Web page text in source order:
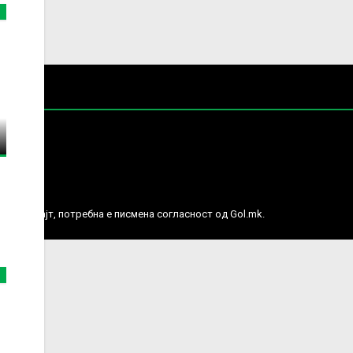
веб сајт, потребна е писмена согласност од Gol.mk.